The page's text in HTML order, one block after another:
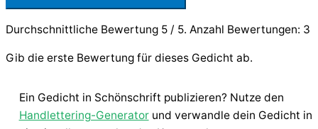
Durchschnittliche Bewertung 5 / 5. Anzahl Bewertungen: 3
Gib die erste Bewertung für dieses Gedicht ab.
Ein Gedicht in Schönschrift publizieren? Nutze den
Handlettering-Generatorund verwandle dein Gedicht in